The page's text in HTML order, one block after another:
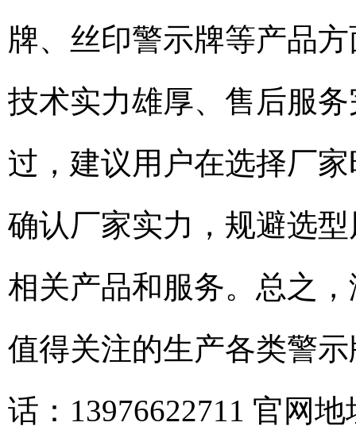
牌、丝印警示牌等产品
技术实力雄厚、售后服
过，建议用户在选择厂
确认厂家实力，规避选
相关产品和服务。总之
值得关注的生产各类警
话：13976622711 官网